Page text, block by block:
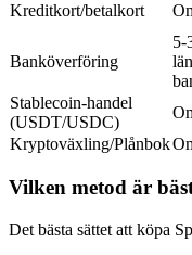
Gå med de bästa
Kreditkort/betalkort
Banköverföring
5-
Stablecoin-handel
(USDT/USDC)
Kryptoväxling/Plånbok
Vilken metod är
Det bästa sättet att köpa